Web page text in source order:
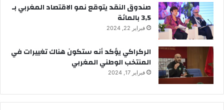
صندوق النقد يتوقع نمو الاقتصاد المغربي بـ
3,5 بالمائة
فبراير 22, 2024
الركراكي يؤكد أنه ستكون هناك تغييرات في
المنتخب الوطني المغربي
فبراير 17, 2024